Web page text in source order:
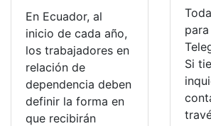
En Ecuador, al
inicio de cada año,
los trabajadores en
relación de
dependencia deben
definir la forma en
que recibirán
Si